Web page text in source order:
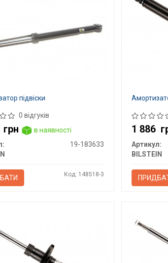
підвіски
0 відгуків
грн
в наявності
19-183633
Код: 148518-3
1 886
Артикул:
BILSTEIN